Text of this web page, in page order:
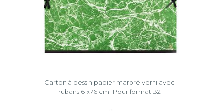
Carton à dessin papier marbré verni avec
rubans 61x76 cm -Pour format B2